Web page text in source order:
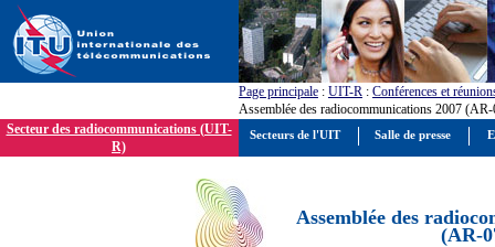
Page principale : UIT-R : Conférences et
Assemblée des radiocommunications 2007
Secteur des radiocommunications (UIT-
R)
Assemblée des
(AR-
Secteurs de l'UIT Salle de presse